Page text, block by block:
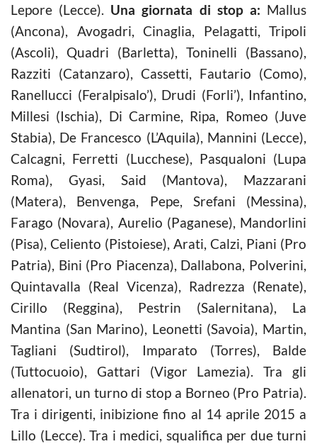
Lepore (Lecce). Una giornata di stop a: Mallus
(Ancona), Avogadri, Cinaglia, Pelagatti, Tripoli
(Ascoli), Quadri (Barletta), Toninelli (Bassano),
Razziti (Catanzaro), Cassetti, Fautario (Como),
Ranellucci (Feralpisalo’), Drudi (Forli’), Infantino,
Millesi (Ischia), Di Carmine, Ripa, Romeo (Juve
Stabia), De Francesco (L’Aquila), Mannini (Lecce),
Calcagni, Ferretti (Lucchese), Pasqualoni (Lupa
Roma), Gyasi, Said (Mantova), Mazzarani
(Matera), Benvenga, Pepe, Srefani (Messina),
Farago (Novara), Aurelio (Paganese), Mandorlini
(Pisa), Celiento (Pistoiese), Arati, Calzi, Piani (Pro
Patria), Bini (Pro Piacenza), Dallabona, Polverini,
Quintavalla (Real Vicenza), Radrezza (Renate),
Cirillo (Reggina), Pestrin (Salernitana), La
Mantina (San Marino), Leonetti (Savoia), Martin,
Tagliani (Sudtirol), Imparato (Torres), Balde
(Tuttocuoio), Gattari (Vigor Lamezia). Tra gli
allenatori, un turno di stop a Borneo (Pro Patria).
Tra i dirigenti, inibizione fino al 14 aprile 2015 a
Lillo (Lecce). Tra i medici, squalifica per due turni